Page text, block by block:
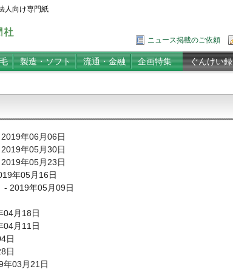
人向け専門紙
ニュース掲載のご依頼
製造・ソフト 流通・金融 企画特集 ぐんけい録
年06月06日
年05月30日
年05月23日
年05月16日
- 2019年05月09日
04月18日
04月11日
日
日
年03月21日